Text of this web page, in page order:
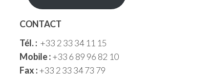
CONTACT
Tél. : +33 2 33 34 11 15
Mobile :+33 6 89 96 82 10
Fax :+33 2 33 34 73 79